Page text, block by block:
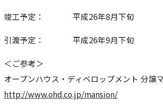
竣工予定： 平成26年8月下旬
引渡予定： 平成26年9月下旬
＜ご参考＞
オープンハウス・ディベロップメント 分譲
http://www.ohd.co.jp/mansion/